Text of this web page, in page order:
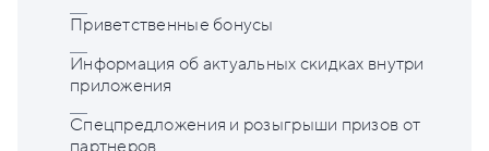
Приветственные бонусы
Информация об актуальных скидках внутри
приложения
Спецпредложения и розыгрыши призов от